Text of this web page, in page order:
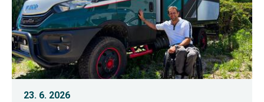
23. 6. 2026